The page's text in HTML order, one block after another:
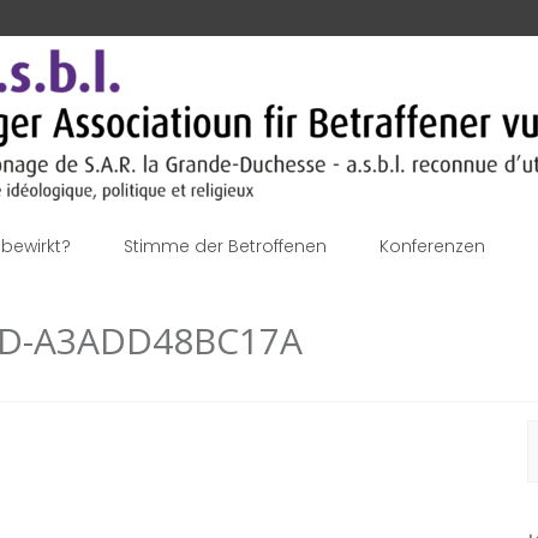
Stimme der Betroffenen Konferenzen
A3ADD48BC17A